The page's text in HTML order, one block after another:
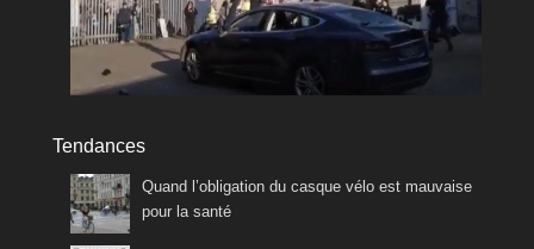
Tendances
Quand l’obligation du casque vélo est mauvaise
pour la santé